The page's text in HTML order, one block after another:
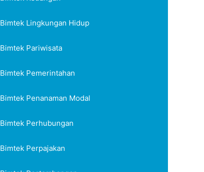
Bimtek Lingkungan Hidup
Bimtek Pariwisata
Bimtek Pemerintahan
Bimtek Penanaman Modal
Bimtek Perhubungan
Bimtek Perpajakan